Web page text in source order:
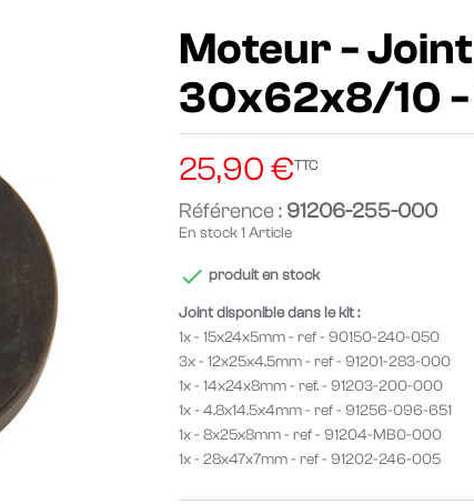
Moteur -
30x62x8/10 -
25,90 €TTC
Référence : 91206-255-000
En stock1 Article
 produit en stock
Joint disponible dans le kit :
1x - 15x24x5mm - ref - 90150-240-050
3x - 12x25x4.5mm - ref - 91201-283-000
1x - 14x24x8mm - ref. - 91203-200-000
1x - 4.8x14.5x4mm - ref - 91256-096-651
1x - 8x25x8mm - ref - 91204-MB0-000
1x - 28x47x7mm - ref - 91202-246-005